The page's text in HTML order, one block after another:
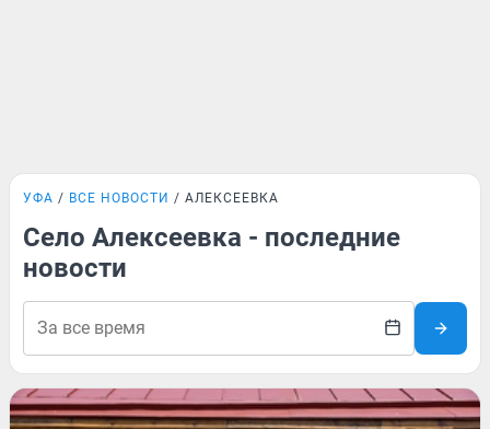
УФА ВСЕ НОВОСТИ АЛЕКСЕЕВКА
Село Алексеевка - последние
новости